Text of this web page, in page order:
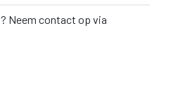
Neem contact op via